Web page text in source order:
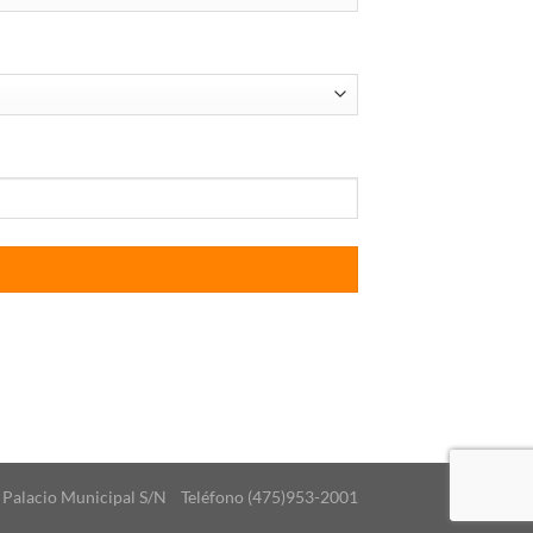
Municipal S/N Teléfono (475)953-2001